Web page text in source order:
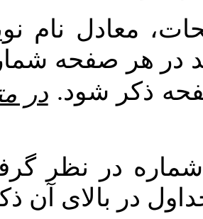
معادل نام
در هر صفحه
ذکر شود. در
در نظر
در بالای آن